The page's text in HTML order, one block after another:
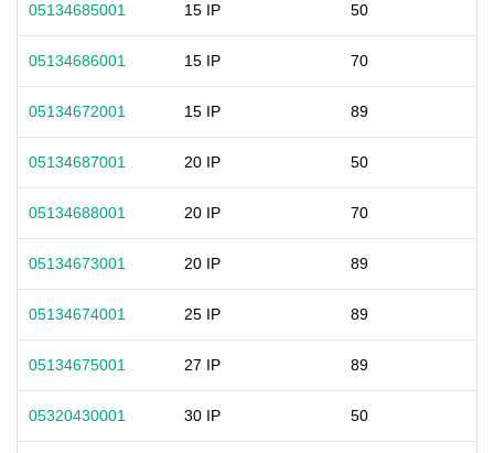
05134685001 15 IP 50
05134686001 15 IP 70
05134672001 15 IP 89
05134687001 20 IP 50
05134688001 20 IP 70
05134673001 20 IP 89
05134674001 25 IP 89
05134675001 27 IP 89
05320430001 30 IP 50